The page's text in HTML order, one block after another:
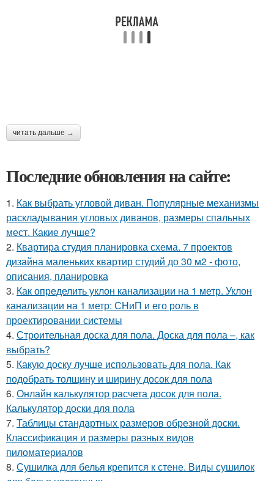
читать дальше →
Последние обновления на сайте:
1. Как выбрать угловой диван. Популярные механизмы
раскладывания угловых диванов, размеры спальных
мест. Какие лучше?
2. Квартира студия планировка схема. 7 проектов
дизайна маленьких квартир студий до 30 м2 - фото,
описания, планировка
3. Как определить уклон канализации на 1 метр. Уклон
канализации на 1 метр: СНиП и его роль в
проектировании системы
4. Строительная доска для пола. Доска для пола –, как
выбрать?
5. Какую доску лучше использовать для пола. Как
подобрать толщину и ширину досок для пола
6. Онлайн калькулятор расчета досок для пола.
Калькулятор доски для пола
7. Таблицы стандартных размеров обрезной доски.
Классификация и размеры разных видов
пиломатериалов
8. Сушилка для белья крепится к стене. Виды сушилок